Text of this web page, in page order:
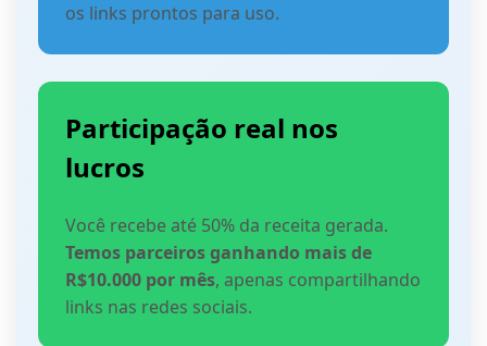
os links prontos para uso.
Participação real nos
lucros
Você recebe até 50% da receita gerada.
Temos parceiros ganhando mais de
R$10.000 por mês, apenas compartilhando
links nas redes sociais.